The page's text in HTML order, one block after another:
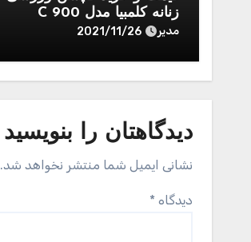
زنانه کلمبیا مدل C 900
مدیر 2021/11/26
دیدگاهتان را بنویسید
نشانی ایمیل شما منتشر نخواهد شد.
دیدگاه *